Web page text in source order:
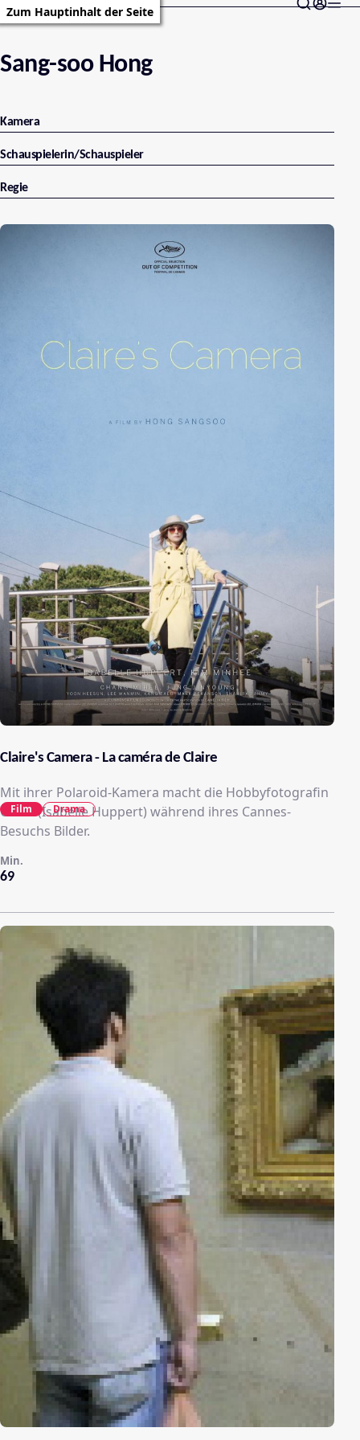
Zum Hauptinhalt der Seite
Sang-soo Hong
Kamera
Schauspielerin/Schauspieler
Regie
Claire's Camera - La caméra de Claire
Mit ihrer Polaroid-Kamera macht die Hobbyfotografin
Claire (Isabelle Huppert) während ihres Cannes-
Besuchs Bilder.
69
Min.
Film Drama